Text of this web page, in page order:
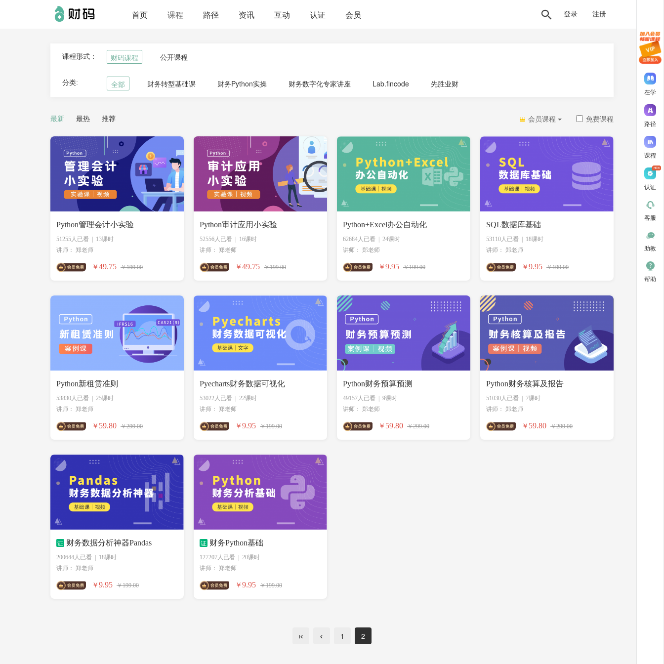
在学
路径
课程
认证
客服
助教
帮助
首页 课程 路径 资讯 互动 认证 会员 登录 注册
课程形式： 财码课程 公开课程
分类: 全部 财务转型基础课 财务Python实操 财务数字化专家讲座 Lab.fincode 先胜业财
最新 最热 推荐 会员课程 免费课程
Python管理会计小实验
51255人已看 | 13课时
讲师： 郑老师
￥ 49.75 ￥199.00
Python审计应用小实验
52556人已看 | 16课时
讲师： 郑老师
￥ 49.75 ￥199.00
Python+Excel办公自动化
62684人已看 | 24课时
讲师： 郑老师
￥ 9.95 ￥199.00
SQL数据库基础
53110人已看 | 18课时
讲师： 郑老师
￥ 9.95 ￥199.00
Python新租赁准则
53830人已看 | 25课时
讲师： 郑老师
￥ 59.80 ￥299.00
Pyecharts财务数据可视化
53022人已看 | 22课时
讲师： 郑老师
￥ 9.95 ￥199.00
Python财务预算预测
49157人已看 | 9课时
讲师： 郑老师
￥ 59.80 ￥299.00
Python财务核算及报告
51030人已看 | 7课时
讲师： 郑老师
￥ 59.80 ￥299.00
证 财务数据分析神器Pandas
200644人已看 | 18课时
讲师： 郑老师
￥ 9.95 ￥199.00
证 财务Python基础
127207人已看 | 20课时
讲师： 郑老师
￥ 9.95 ￥199.00
1 2